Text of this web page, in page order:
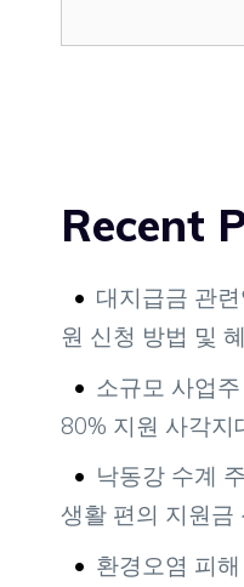
Recent
대지급금 관
원 신청 방법 및
소규모 사업
80% 지원 사각지
낙동강 수계
생활 편의 지원금
환경오염 피